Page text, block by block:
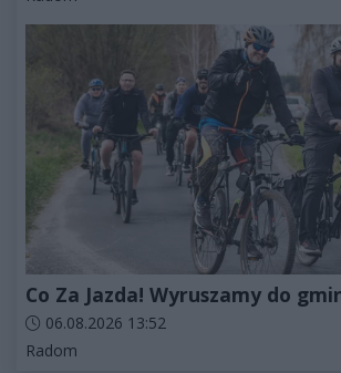
Co Za Jazda! Wyruszamy do
Data dodania artykułu:
06.08.2026 13:52
Kategorie artykułu:
Radom